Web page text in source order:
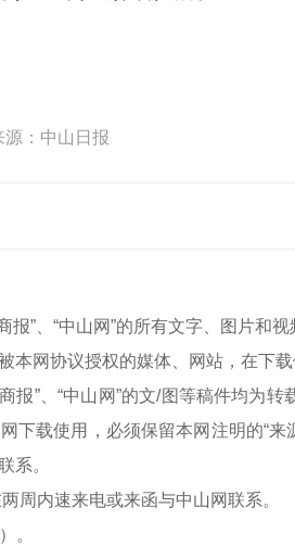
源：中山日报
报”、“中山网”的所有文字、图片
网协议授权的媒体、网站，在下
报”、“中山网”的文/图等稿件均
下载使用，必须保留本网注明的“
系。
周内速来电或来函与中山网联系。
。